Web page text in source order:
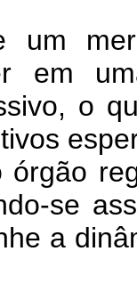
um
em
o
se
a